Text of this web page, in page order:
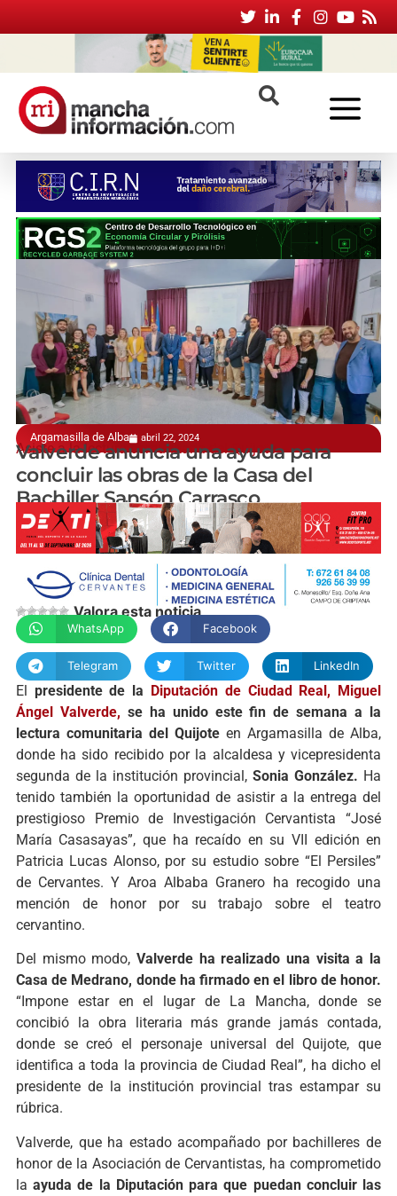
Argamasilla de Alba abril 22, 2024
Asiste a la lectura comunitaria del Quijote
Valverde anuncia una ayuda para
concluir las obras de la Casa del
Bachiller Sansón Carrasco
manchainformacion.com
Valora esta noticia
WhatsApp Facebook
Telegram Twitter LinkedIn
El presidente de la Diputación de Ciudad Real, Miguel
Ángel Valverde, se ha unido este fin de semana a la
lectura comunitaria del Quijote en Argamasilla de Alba,
donde ha sido recibido por la alcaldesa y vicepresidenta
segunda de la institución provincial, Sonia González. Ha
tenidotambién la oportunidad de asistir a la entrega del
prestigioso Premio de Investigación Cervantista “José
María Casasayas”, que ha recaído en su VII edición en
Patricia Lucas Alonso, por su estudio sobre “El Persiles”
de Cervantes.Y Aroa Albaba Granero ha recogidouna
mención de honor porsu trabajo sobre el teatro
cervantino.
Del mismo modo, Valverde ha realizado una visita a la
Casa de Medrano, donde ha firmado en el libro de honor.
“Impone estar en el lugar de La Mancha, donde se
concibió la obra literaria más grande jamás contada,
donde se creó el personaje universal del Quijote, que
identifica a toda la provincia de Ciudad Real”, ha dicho el
presidente de la institución provincial tras estampar su
rúbrica.
Valverde, que ha estado acompañado por bachilleres de
honor de la Asociación de Cervantistas, ha comprometido
la ayuda de la Diputación para que puedan concluir las